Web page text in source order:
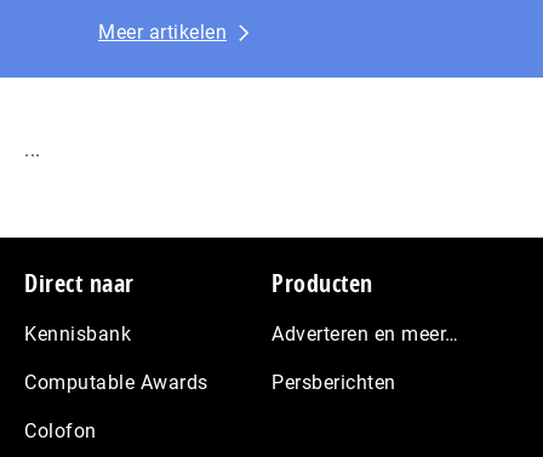
Meer artikelen
...
Footer
Direct naar
Kennisbank
Computable Awards
Colofon
Producten
Adverteren en meer…
Persberichten